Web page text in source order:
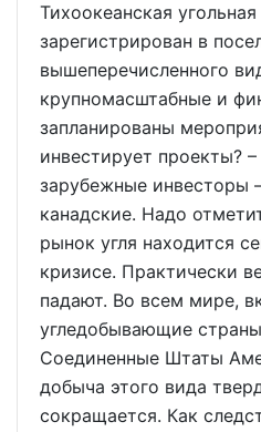
Тихоокеанская
зарегистрирован в
вышеперечисленного
крупномасштабные и
запланированы
инвестирует проекты?
зарубежные инвесторы
канадские. Надо
рынок угля находится
кризисе. Практически
падают. Во всем мире,
угледобывающие
Соединенные Штаты
добыча этого вида
сокращается. Как